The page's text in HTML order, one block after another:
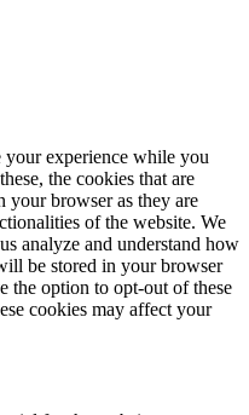
your experience while you
the cookies that are
your browser as they are
of the website. We
analyze and understand how
be stored in your browser
the option to opt-out of these
cookies may affect your